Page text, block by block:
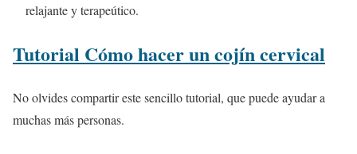
relajante y terapeútico.
Tutorial Cómo hacer un cojín cervical
No olvides compartir este sencillo tutorial, que puede ayudar a
muchas más personas.